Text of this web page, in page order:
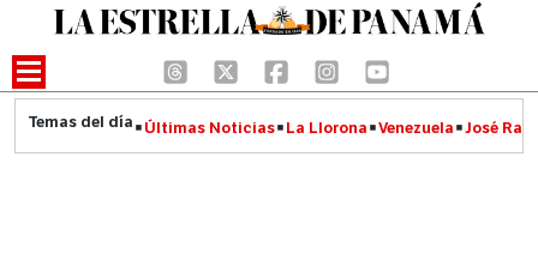
Últimas Noticias La Llorona Venezuela José